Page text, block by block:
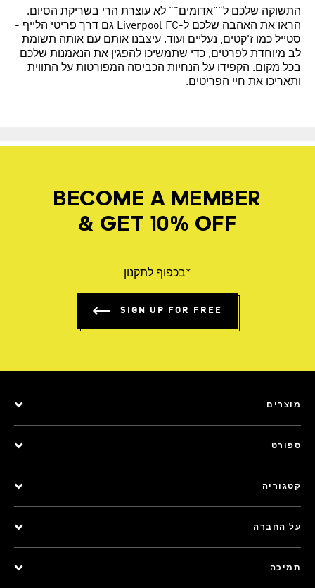
התשוקה שלכם ל""אדומים"" לא עוצרת הרי בשריקת הסיום.
הראו את האהבה שלכם ל-Liverpool FC גם דרך פריטי הלייף -
סטייל כמו ז'קטים, נעליים ועוד. עיצבנו אותם עם אותה תשומת
לב מיוחדת לפרטים, כדי שתמשיכו להפגין את הנאמנות שלכם
בכל מקום. הקפידו על הנחיות הכביסה המפורטות על התווית
ותאריכו את חיי הפריטים.
BECOME A MEMBER
& GET 10% OFF
*בכפוף לתקנון
SIGN UP FOR FREE
מוצרים
ספורט
קטגוריה
על החברה
תמיכה